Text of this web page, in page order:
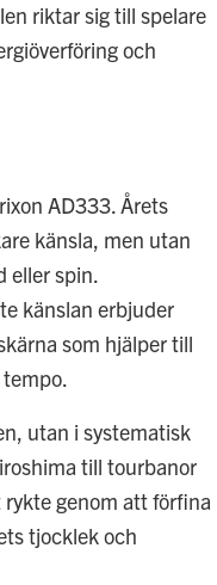
riktar sig till spelare
och
AD333. Årets
känsla, men utan
eller spin.
känslan erbjuder
som hjälper till
utan i systematisk
till tourbanor
genom att förfina
tjocklek och